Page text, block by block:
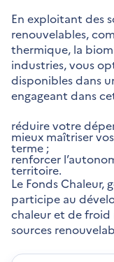
En exploitant des
renouvelables,
thermique, la
industries, vous
disponibles dans
engageant dans
réduire votre
mieux maîtriser
terme ;
renforcer
territoire.
Le Fonds Chaleur,
participe au
chaleur et de froid
sources